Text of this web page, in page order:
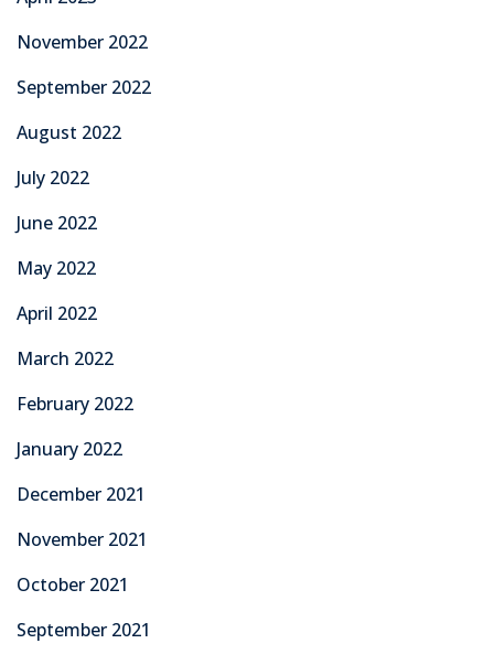
November 2022
September 2022
August 2022
July 2022
June 2022
May 2022
April 2022
March 2022
February 2022
January 2022
December 2021
November 2021
October 2021
September 2021